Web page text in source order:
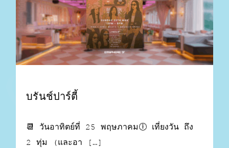
บรันช์ปาร์ตี้
📆 วันอาทิตย์ที่ 25 พฤษภาคม🕕 เที่ยงวัน ถึง
2 ทุ่ม (และอา […]